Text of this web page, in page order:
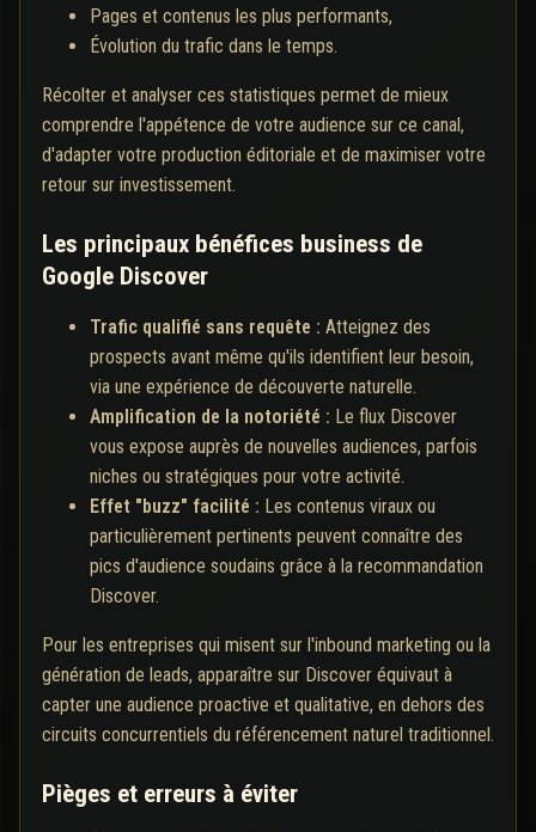
Pages et contenus les plus performants,
Évolution du trafic dans le temps.
Récolter et analyser ces statistiques permet de mieux
comprendre l'appétence de votre audience sur ce canal,
d'adapter votre production éditoriale et de maximiser votre
retour sur investissement.
Les principaux bénéfices business de
Google Discover
Trafic qualifié sans requête : Atteignez des
prospects avant même qu'ils identifient leur besoin,
via une expérience de découverte naturelle.
Amplification de la notoriété : Le flux Discover
vous expose auprès de nouvelles audiences, parfois
niches ou stratégiques pour votre activité.
Effet "buzz" facilité : Les contenus viraux ou
particulièrement pertinents peuvent connaître des
pics d'audience soudains grâce à la recommandation
Discover.
Pour les entreprises qui misent sur l'inbound marketing ou la
génération de leads, apparaître sur Discover équivaut à
capter une audience proactive et qualitative, en dehors des
circuits concurrentiels du référencement naturel traditionnel.
Pièges et erreurs à éviter